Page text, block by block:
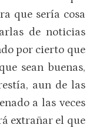
que sería cosa
de noticias
por cierto que
sean buenas,
aun de las
a las veces
extrañar el que